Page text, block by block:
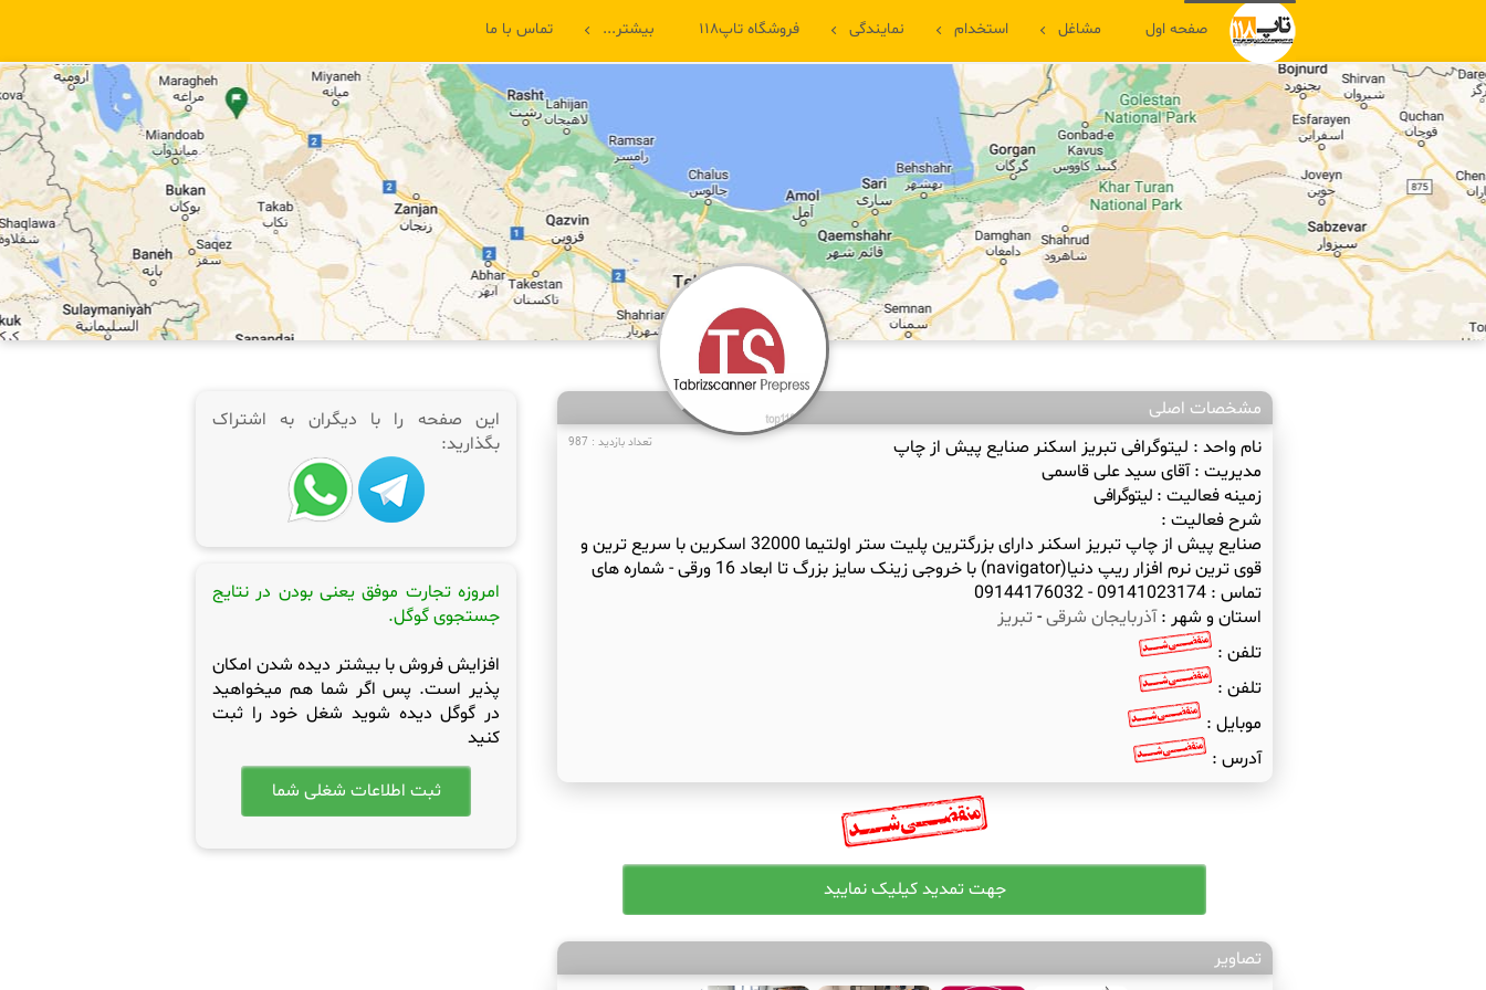
صفحه اول مشاغل استخدام نمایندگی فروشگاه تاپ۱۱۸ بیشتر... تماس با ما
مشخصات اصلی
تعداد بازدید : 987 نام واحد : لیتوگرافی تبریز اسکنر صنایع پیش از چاپ
مدیریت :آقای سید علی قاسمی
زمینه فعالیت :لیتوگرافی
شرح فعالیت :
صنایع پیش از چاپ تبریز اسکنر دارای بزرگترین پلیت ستر اولتیما 32000 اسکرین با سریع ترین و
قوی ترین نرم افزار ریپ دنیا(navigator) با خروجی زینک سایز بزرگ تا ابعاد 16 ورقی - شماره های
تماس : 09141023174 - 09144176032
استان و شهر :آذربایجان شرقی- تبریز
تلفن :
تلفن :
موبایل :
آدرس :
تصاویر
این صفحه را با دیگران به اشتراک
بگذارید:
امروزه تجارت موفق یعنی بودن در نتایج
جستجوی گوگل.
افزایش فروش با بیشتر دیده شدن امکان
پذیر است. پس اگر شما هم میخواهید
در گوگل دیده شوید شغل خود را ثبت
کنید